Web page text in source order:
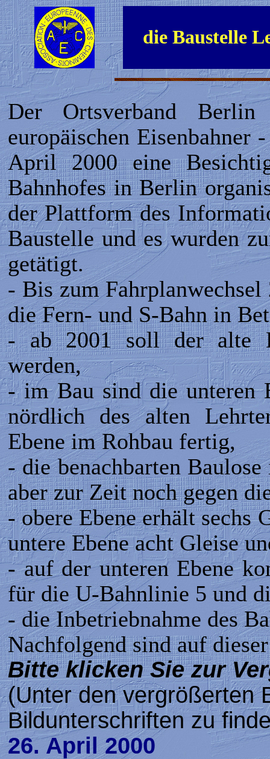
die Baustelle
Der Ortsverband
europäischen Eisenbahner
April 2000 eine
Bahnhofes in Berlin
der Plattform des
Baustelle und es wurden
getätigt.
- Bis zum
die Fern- und S-Bahn in
- ab 2001 soll der alte
werden,
- im Bau sind die unteren
nördlich des alten
Ebene im Rohbau fertig,
- die benachbarten
aber zur Zeit noch gegen
- obere Ebene erhält sechs
untere Ebene acht Gleise
- auf der unteren Ebene
für die U-Bahnlinie 5 und
- die Inbetriebnahme des
Nachfolgend sind auf
Bitte klicken Sie zur
(Unter den vergrößerten
Bildunterschriften zu
26. April 2000